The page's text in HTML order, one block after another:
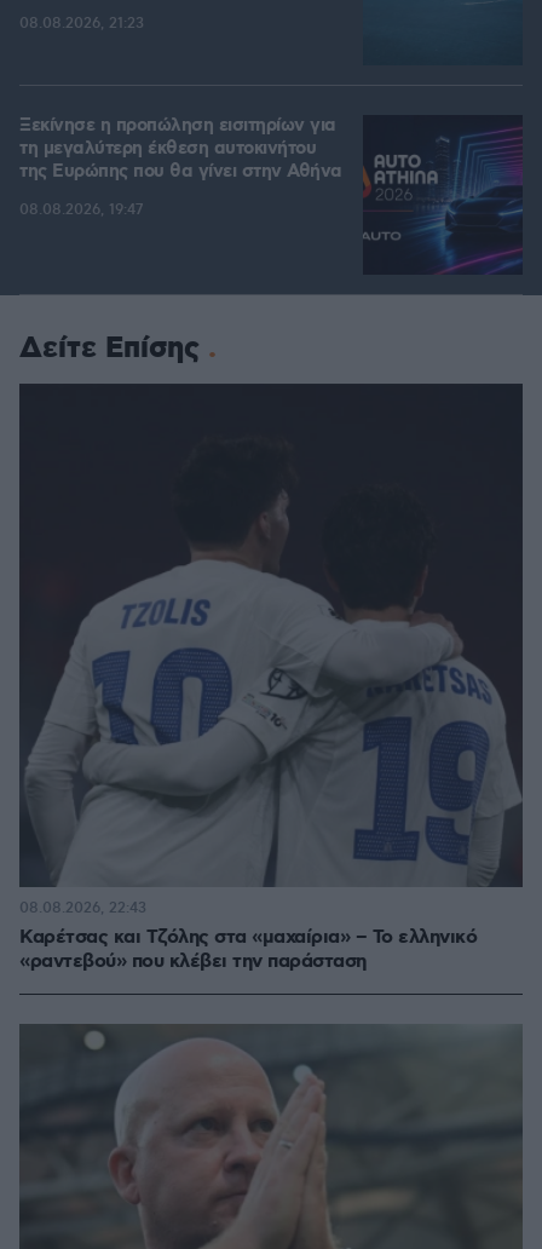
08.08.2026, 21:23
Ξεκίνησε η προπώληση εισιτηρίων για
τη μεγαλύτερη έκθεση αυτοκινήτου
της Ευρώπης που θα γίνει στην Αθήνα
08.08.2026, 19:47
Δείτε Επίσης
Καρέτσας και Τζόλης στα «μαχαίρια» – Το ελληνικό
«ραντεβού» που κλέβει την παράσταση
08.08.2026, 22:43